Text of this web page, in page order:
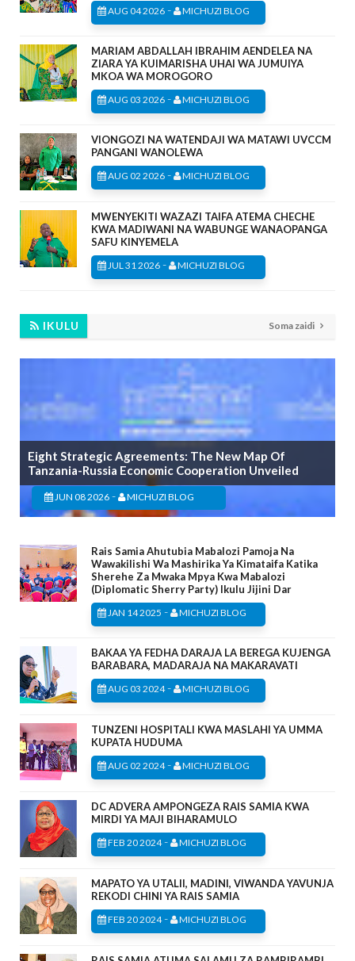
AUG 04 2026 - MICHUZI BLOG
MARIAM ABDALLAH IBRAHIM AENDELEA NA
ZIARA YA KUIMARISHA UHAI WA JUMUIYA
MKOA WA MOROGORO
AUG 03 2026 - MICHUZI BLOG
VIONGOZI NA WATENDAJI WA MATAWI UVCCM
PANGANI WANOLEWA
AUG 02 2026 - MICHUZI BLOG
MWENYEKITI WAZAZI TAIFA ATEMA CHECHE
KWA MADIWANI NA WABUNGE WANAOPANGA
SAFU KINYEMELA
JUL 31 2026 - MICHUZI BLOG
IKULU Soma zaidi
Eight Strategic Agreements: The New Map Of
Tanzania-Russia Economic Cooperation Unveiled
JUN 08 2026 - MICHUZI BLOG
Rais Samia Ahutubia Mabalozi Pamoja Na
Wawakilishi Wa Mashirika Ya Kimataifa Katika
Sherehe Za Mwaka Mpya Kwa Mabalozi
(Diplomatic Sherry Party) Ikulu Jijini Dar
JAN 14 2025 - MICHUZI BLOG
BAKAA YA FEDHA DARAJA LA BEREGA KUJENGA
BARABARA, MADARAJA NA MAKARAVATI
AUG 03 2024- MICHUZI BLOG
TUNZENI HOSPITALI KWA MASLAHI YA UMMA
KUPATA HUDUMA
AUG 02 2024- MICHUZI BLOG
DC ADVERA AMPONGEZA RAIS SAMIA KWA
MIRDI YA MAJI BIHARAMULO
FEB 20 2024- MICHUZI BLOG
MAPATO YA UTALII, MADINI, VIWANDA YAVUNJA
REKODI CHINI YA RAIS SAMIA
FEB 20 2024- MICHUZI BLOG